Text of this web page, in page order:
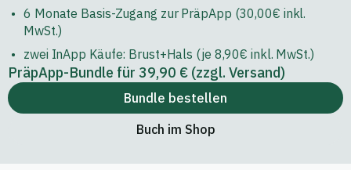
6 Monate Basis-Zugang zur PräpApp (30,00€ inkl.
MwSt.)
zwei InApp Käufe: Brust+Hals (je 8,90€ inkl. MwSt.)
PräpApp-Bundle für 39,90 € (zzgl. Versand)
Bundle bestellen
Buch im Shop